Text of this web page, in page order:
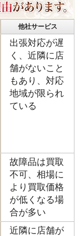
他社サービス
出張対応が遅
く、近隣に店
舗がないこと
もあり、対応
地域が限られ
ている
故障品は買取
不可、相場に
より買取価格
が低くなる場
合が多い
近隣に店舗が